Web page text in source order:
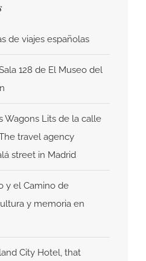
de viajes españolas
128 de El Museo del
Wagons Lits de la calle
travel agency
street in Madrid
y el Camino de
y memoria en
City Hotel, that